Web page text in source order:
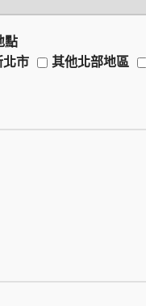
點
北市 其他北部地區